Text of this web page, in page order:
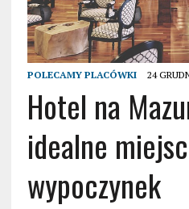
POLECAMY PLACÓWKI 24
Hotel na
idealne
wypoczynek